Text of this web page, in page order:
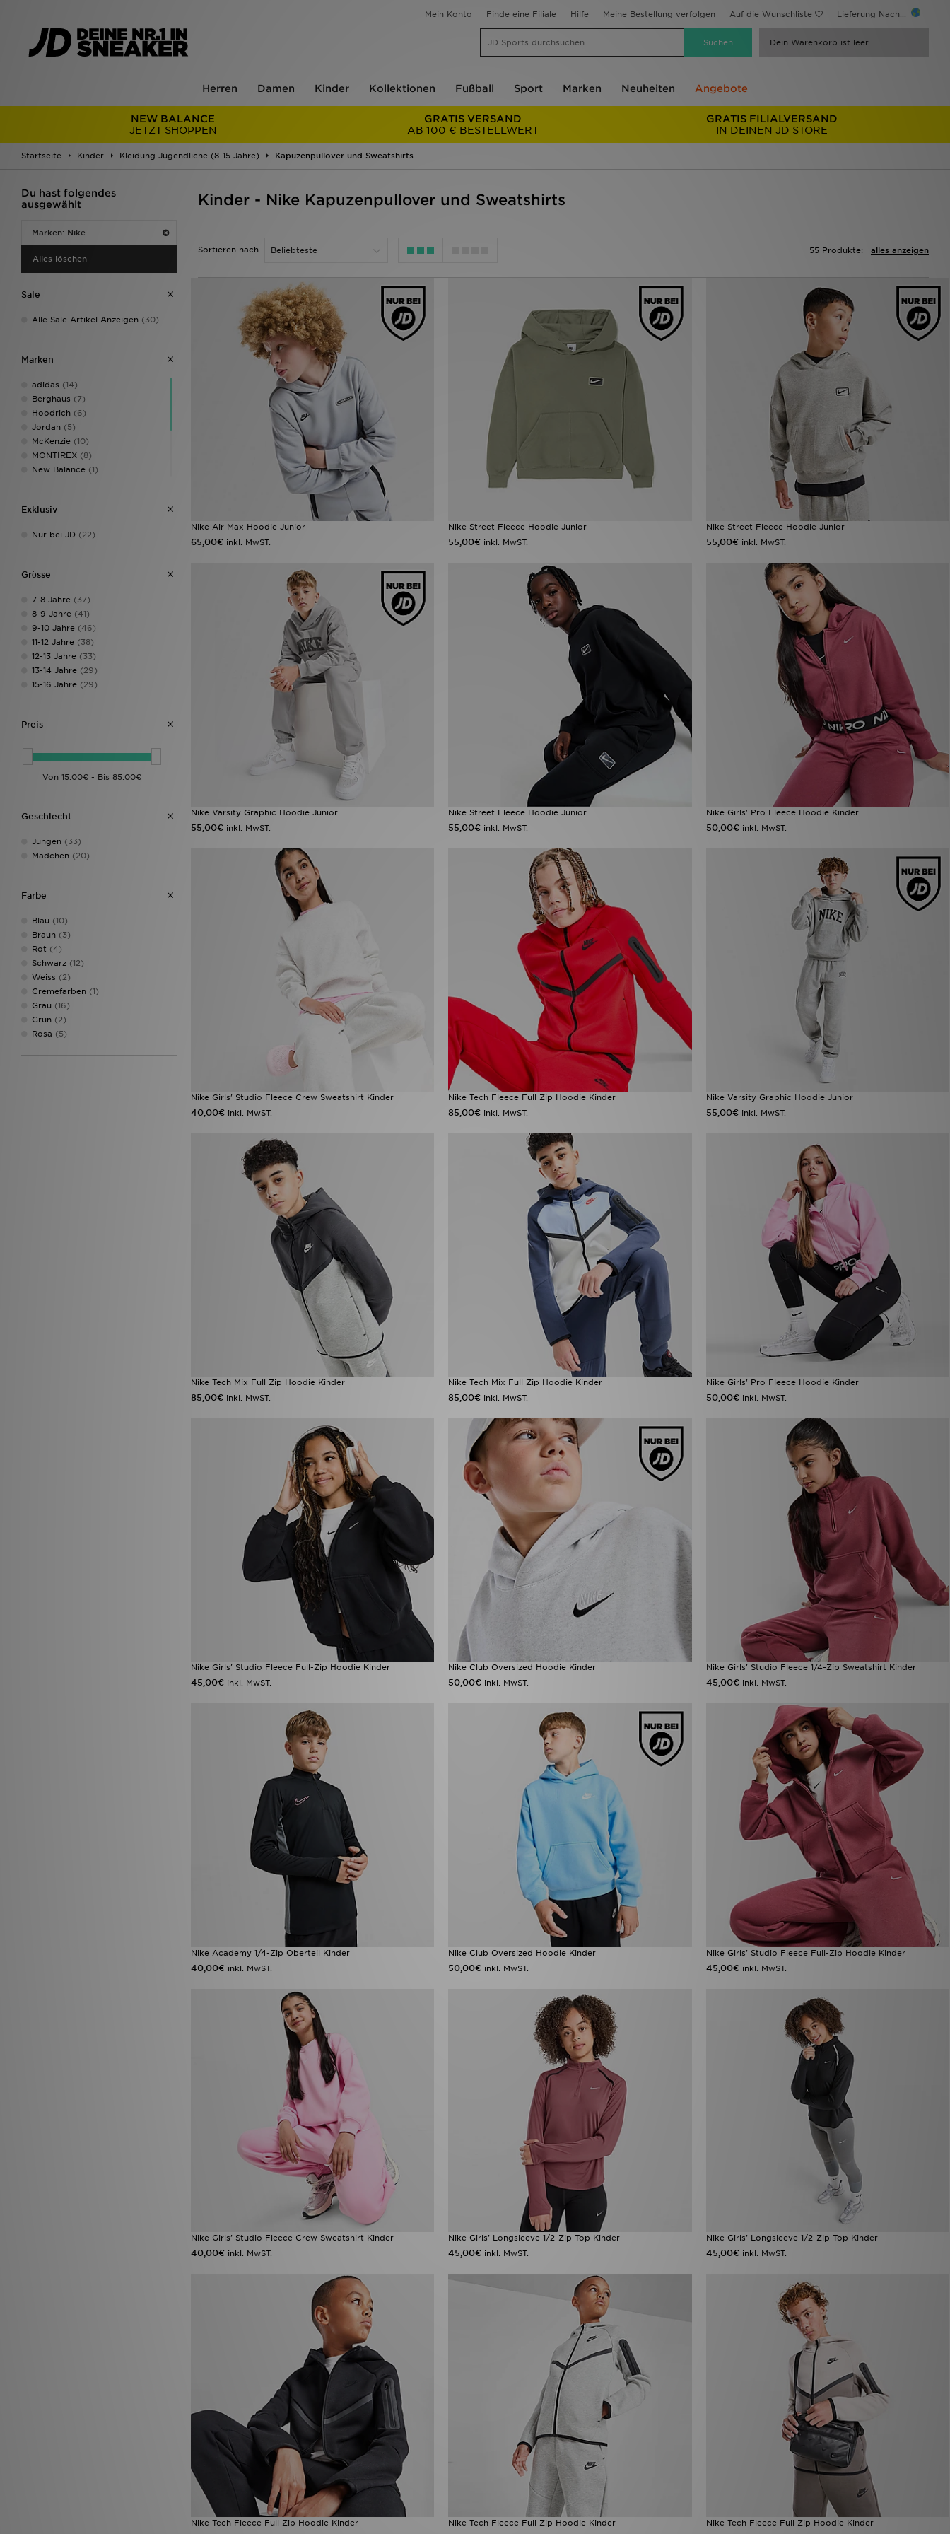
Mein Konto Finde eine Filiale Hilfe Meine Bestellung verfolgen Auf die Wunschliste Lieferung Nach...
Dein Warenkorb ist leer.
Herren Damen Kinder Kollektionen Fußball Sport Marken Neuheiten Angebote
NEW BALANCE
JETZT SHOPPEN
GRATIS VERSAND
AB 100 € BESTELLWERT
GRATIS FILIALVERSAND
IN DEINEN JD STORE
Startseite Kinder Kleidung Jugendliche (8-15 Jahre) Kapuzenpullover und Sweatshirts
Du hast folgendes
ausgewählt
Marken: Nike
Alles löschen
Sale
Alle Sale Artikel Anzeigen (30)
Marken
adidas (14)
Berghaus (7)
Hoodrich (6)
Jordan (5)
McKenzie (10)
MONTIREX (8)
New Balance (1)
Supply & Demand
Under Armour(2)
Unlike Humans(1)
Exklusiv
Nur bei JD (22)
Grӧsse
7-8 Jahre (37)
8-9 Jahre (41)
9-10 Jahre (46)
11-12 Jahre (38)
12-13 Jahre (33)
13-14 Jahre (29)
15-16 Jahre (29)
Preis
Geschlecht
Jungen (33)
Mädchen (20)
Farbe
Blau (10)
Braun (3)
Rot (4)
Schwarz (12)
Weiss (2)
Cremefarben (1)
Grau (16)
Grün (2)
Rosa (5)
Kinder - Nike Kapuzenpullover und Sweatshirts
Sortieren nach alles anzeigen
55 Produkte:
Nike Air Max Hoodie Junior
65,00€ inkl. MwST.
Nike Street Fleece Hoodie Junior
55,00€ inkl. MwST.
Nike Street Fleece Hoodie Junior
55,00€ inkl. MwST.
Nike Varsity Graphic Hoodie Junior
55,00€ inkl. MwST.
Nike Street Fleece Hoodie Junior
55,00€ inkl. MwST.
Nike Girls' Pro Fleece Hoodie Kinder
50,00€ inkl. MwST.
Nike Girls' Studio Fleece Crew Sweatshirt Kinder
40,00€ inkl. MwST.
Nike Tech Fleece Full Zip Hoodie Kinder
85,00€ inkl. MwST.
Nike Varsity Graphic Hoodie Junior
55,00€ inkl. MwST.
Nike Tech Mix Full Zip Hoodie Kinder
85,00€ inkl. MwST.
Nike Tech Mix Full Zip Hoodie Kinder
85,00€ inkl. MwST.
Nike Girls' Pro Fleece Hoodie Kinder
50,00€ inkl. MwST.
Nike Girls' Studio Fleece Full-Zip Hoodie Kinder
45,00€ inkl. MwST.
Nike Club Oversized Hoodie Kinder
50,00€ inkl. MwST.
Nike Girls' Studio Fleece 1/4-Zip Sweatshirt Kinder
45,00€ inkl. MwST.
Nike Academy 1/4-Zip Oberteil Kinder
40,00€ inkl. MwST.
Nike Club Oversized Hoodie Kinder
50,00€ inkl. MwST.
Nike Girls' Studio Fleece Full-Zip Hoodie Kinder
45,00€ inkl. MwST.
Nike Girls' Studio Fleece Crew Sweatshirt Kinder
40,00€ inkl. MwST.
Nike Girls' Longsleeve 1/2-Zip Top Kinder
45,00€ inkl. MwST.
Nike Girls' Longsleeve 1/2-Zip Top Kinder
45,00€ inkl. MwST.
Nike Tech Fleece Full Zip Hoodie Kinder Nike Tech Fleece Full Zip Hoodie Kinder Nike Tech Fleece Full Zip Hoodie Kinder